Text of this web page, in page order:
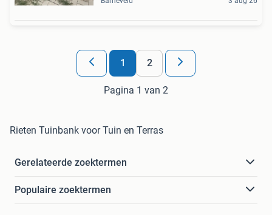
1 2
Pagina 1 van 2
Rieten Tuinbank voor Tuin en Terras
Gerelateerde zoektermen
Populaire zoektermen